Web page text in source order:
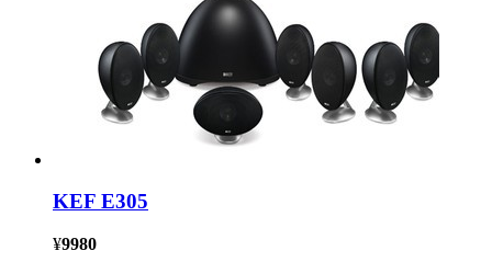
KEF E305
¥9980